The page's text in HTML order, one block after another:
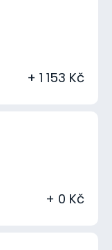
+ 1 153 Kč
+ 0 Kč